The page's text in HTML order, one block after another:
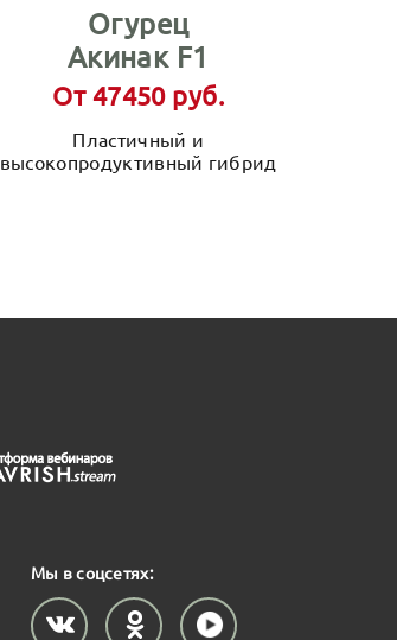
Огурец
Акинак F1
От 47450 руб.
Пластичный и
высокопродуктивный гибрид
Мы в соцсетях: